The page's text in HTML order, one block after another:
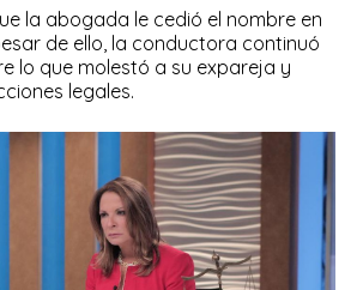
la abogada le cedió el nombre en
de ello, la conductora continuó
lo que molestó a su expareja y
legales.